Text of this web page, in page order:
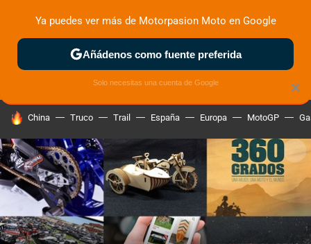
ZONA DE PRUEBAS DEPORTIVAS MOTOS ELÉCTRICAS
HOY SE HABLA DE
China Truco Trail España Europa MotoGP
×
Ya puedes ver más de Motorpasion Moto en Google
Añádenos como fuente preferida
Solo necesitas una cuenta de Google